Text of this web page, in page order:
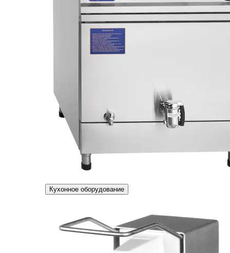
Кухонное оборудование